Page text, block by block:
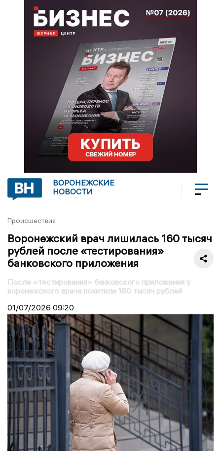
ВОРОНЕЖСКИЕ
НОВОСТИ
Происшествия
Воронежский врач лишилась 160 тысяч
рублей после «тестирования»
банковского приложения
После «тестирования» банковского приложения у
воронежского врача похитили 160 тысяч рублей
01/07/2026 09:20